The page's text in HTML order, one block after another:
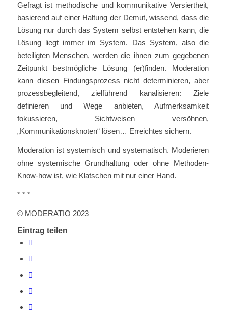
Gefragt ist methodische und kommunikative Versiertheit,
basierend auf einer Haltung der Demut, wissend, dass die
Lösung nur durch das System selbst entstehen kann, die
Lösung liegt immer im System. Das System, also die
beteiligten Menschen, werden die ihnen zum gegebenen
Zeitpunkt bestmögliche Lösung (er)finden. Moderation
kann diesen Findungsprozess nicht determinieren, aber
prozessbegleitend, zielführend kanalisieren: Ziele
definieren und Wege anbieten, Aufmerksamkeit
fokussieren, Sichtweisen versöhnen,
„Kommunikationsknoten“ lösen… Erreichtes sichern.
Moderation ist systemisch und systematisch. Moderieren
ohne systemische Grundhaltung oder ohne Methoden-
Know-how ist, wie Klatschen mit nur einer Hand.
* * *
© MODERATIO 2023
Eintrag teilen